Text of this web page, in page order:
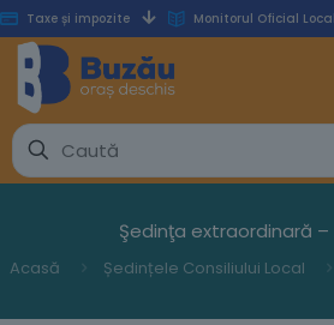
Taxe și impozite Monitorul Oficial Local
Şedinţa extraordinară –
Acasă Ședințele Consiliului Local